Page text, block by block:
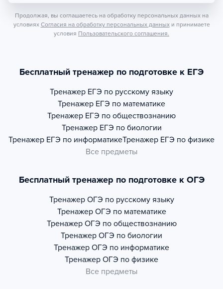
Продолжая, вы соглашаетесь на обработку персональных данных на
условиях Согласия на обработку персональных данных и принимаете
условия Пользовательского соглашения.
Бесплатный тренажер по подготовке к ЕГЭ
Тренажер ЕГЭ по русскому языку
Тренажер ЕГЭ по математике
Тренажер ЕГЭ по обществознанию
Тренажер ЕГЭ по биологии
Тренажер ЕГЭ по информатикеТренажер ЕГЭ по физике
Все предметы
Бесплатный тренажер по подготовке к ОГЭ
Тренажер ОГЭ по русскому языку
Тренажер ОГЭ по математике
Тренажер ОГЭ по обществознанию
Тренажер ОГЭ по биологии
Тренажер ОГЭ по информатике
Тренажер ОГЭ по физике
Все предметы